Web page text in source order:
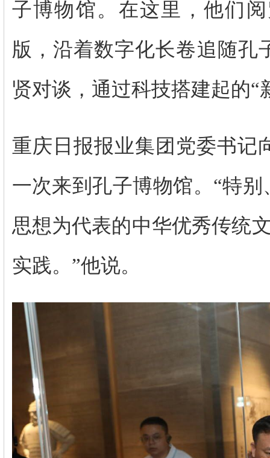
子博物馆。在这里，他们
版，沿着数字化长卷追随孔
贤对谈，通过科技搭建起的“
重庆日报报业集团党委书记
一次来到孔子博物馆。“特
思想为代表的中华优秀传统
实践。”他说。